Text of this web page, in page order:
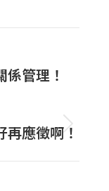
管理！
應徵啊！